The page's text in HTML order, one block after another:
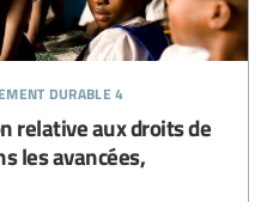
durable 4
relative aux droits de
les avancées,